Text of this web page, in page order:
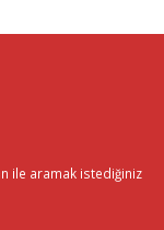
ile aramak istediğiniz